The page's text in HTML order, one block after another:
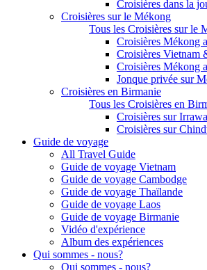
Croisières dans la
Croisières sur le Mékong
Tous les Croisières sur le
Croisières Mékong
Croisières Vietnam
Croisières Mékong
Jonque privée sur
Croisières en Birmanie
Tous les Croisières en
Croisières sur
Croisières sur
Guide de voyage
All Travel Guide
Guide de voyage Vietnam
Guide de voyage Cambodge
Guide de voyage Thaïlande
Guide de voyage Laos
Guide de voyage Birmanie
Vidéo d'expérience
Album des expériences
Qui sommes - nous?
Qui sommes - nous?